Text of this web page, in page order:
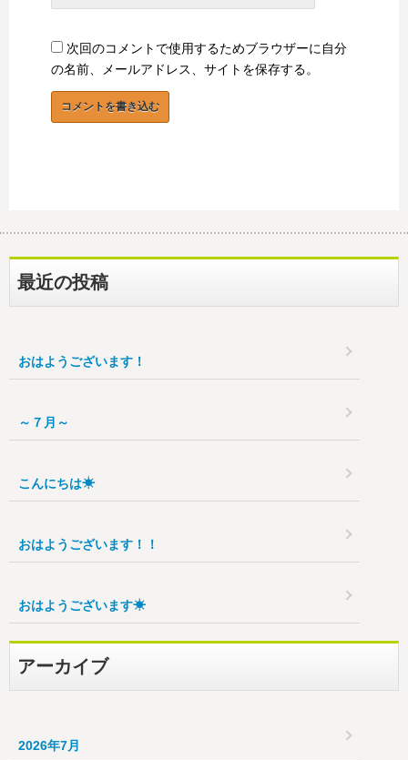
次回のコメントで使用するためブラウザーに自分
の名前、メールアドレス、サイトを保存する。
最近の投稿
おはようございます！
～７月～
こんにちは☀
おはようございます！！
おはようございます☀
アーカイブ
2026年7月